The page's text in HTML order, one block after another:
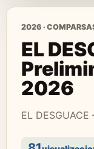
2026 ·
EL
2026
EL DESGUACE